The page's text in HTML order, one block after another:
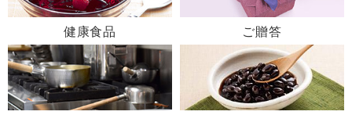
健康食品 ご贈答